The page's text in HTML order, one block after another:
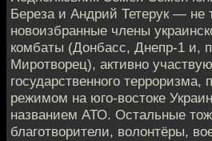
Береза и Андрий Тетерук — не
новоизбранные члены
комбаты (Донбасс, Днепр-1 и,
Миротворец), активно
государственного
режимом на юго-востоке
названием АТО. Остальные
благотворители, волонтёры,